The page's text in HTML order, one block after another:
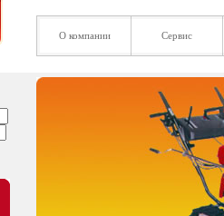
О компании Сервис